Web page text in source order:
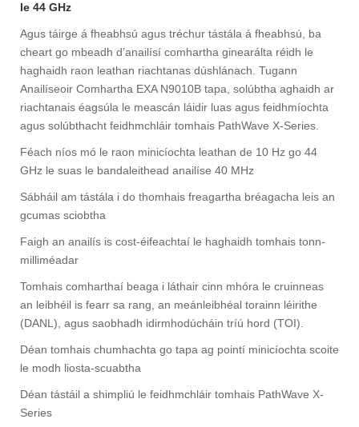
le 44 GHz
Agus táirge á fheabhsú agus tréchur tástála á fheabhsú, ba
cheart go mbeadh d’anailísí comhartha ginearálta réidh le
haghaidh raon leathan riachtanas dúshlánach. Tugann
Anailíseoir Comhartha EXA N9010B tapa, solúbtha aghaidh ar
riachtanais éagsúla le meascán láidir luas agus feidhmíochta
agus solúbthacht feidhmchláir tomhais PathWave X-Series.
Féach níos mó le raon minicíochta leathan de 10 Hz go 44
GHz le suas le bandaleithead anailíse 40 MHz
Sábháil am tástála i do thomhais freagartha bréagacha leis an
gcumas sciobtha
Faigh an anailís is cost-éifeachtaí le haghaidh tomhais tonn-
milliméadar
Tomhais comharthaí beaga i láthair cinn mhóra le cruinneas
an leibhéil is fearr sa rang, an meánleibhéal torainn léirithe
(DANL), agus saobhadh idirmhodúcháin tríú hord (TOI).
Déan tomhais chumhachta go tapa ag pointí minicíochta scoite
le modh liosta-scuabtha
Déan tástáil a shimpliú le feidhmchláir tomhais PathWave X-
Series